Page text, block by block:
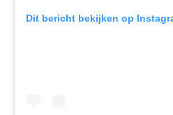
Dit bericht bekijken op